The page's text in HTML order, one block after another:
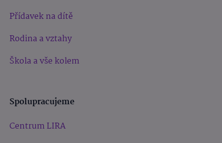
Přídavek na dítě
Rodina a vztahy
Škola a vše kolem
Spolupracujeme
Centrum LIRA